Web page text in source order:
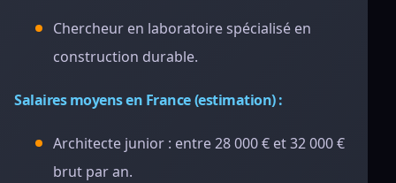
Chercheur en laboratoire spécialisé en
construction durable.
Salaires moyens en France (estimation) :
Architecte junior : entre 28 000 € et 32 000 €
brut par an.